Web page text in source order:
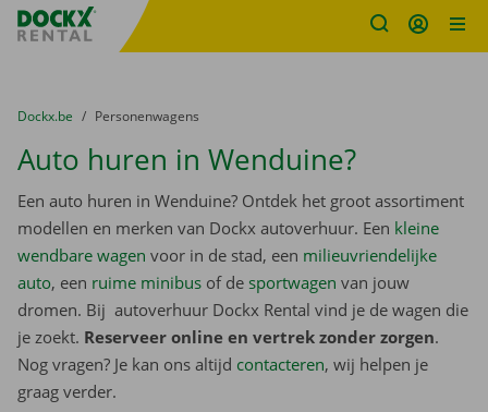
Fratello DEMO
U bevindt zich hier:
van
Dockx.be naar
Personenwagens
Auto huren in Wenduine?
Een auto huren in Wenduine? Ontdek het groot assortiment
modellen en merken van Dockx autoverhuur. Een kleine
wendbare wagen voor in de stad, een milieuvriendelijke
auto, een ruime minibus of de sportwagen van jouw
dromen. Bij autoverhuur Dockx Rental vind je de wagen die
je zoekt. Reserveer online en vertrek zonder zorgen.
Nog vragen? Je kan ons altijd contacteren, wij helpen je
graag verder.